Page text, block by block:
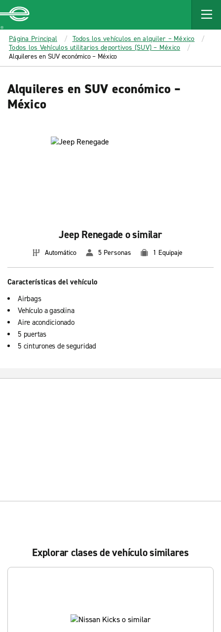
MAIN
CONTENT
Enterprise
Página Principal
Todos los vehículos en alquiler – México
Todos los Vehículos utilitarios deportivos (SUV) – México
Alquileres en SUV económico – México
Alquileres en SUV económico –
México
Jeep Renegade o similar
Automático 5 Personas 1 Equipaje
Características del vehículo
Airbags
Vehículo a gasolina
Aire acondicionado
5 puertas
5 cinturones de seguridad
Explorar clases de vehículo similares